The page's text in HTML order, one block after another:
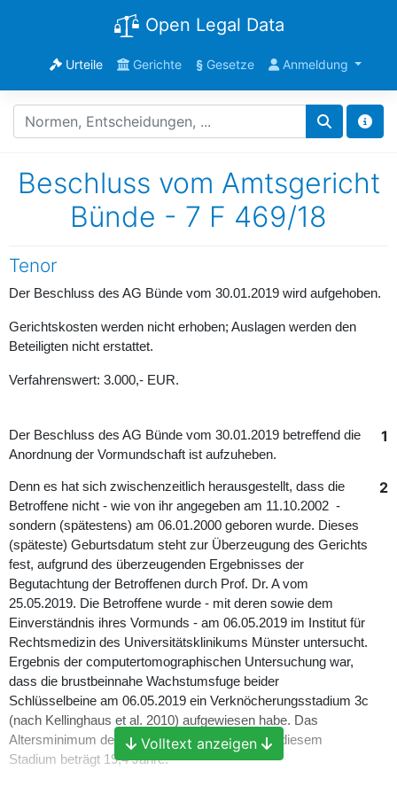
Open Legal Data
Urteile Gerichte §Gesetze Anmeldung
Beschluss vom Amtsgericht
Bünde - 7 F 469/18
Tenor
Der Beschluss des AG Bünde vom 30.01.2019 wird aufgehoben.
Gerichtskosten werden nicht erhoben; Auslagen werden den
Beteiligten nicht erstattet.
Verfahrenswert: 3.000,- EUR.
1
Der Beschluss des AG Bünde vom 30.01.2019 betreffend die
Anordnung der Vormundschaft ist aufzuheben.
2
Denn es hat sich zwischenzeitlich herausgestellt, dass die
Betroffene nicht - wie von ihr angegeben am 11.10.2002 -
sondern (spätestens) am 06.01.2000 geboren wurde. Dieses
(späteste) Geburtsdatum steht zur Überzeugung des Gerichts
fest, aufgrund des überzeugenden Ergebnisses der
Begutachtung der Betroffenen durch Prof. Dr. A vom
25.05.2019. Die Betroffene wurde - mit deren sowie dem
Einverständnis ihres Vormunds - am 06.05.2019 im Institut für
Rechtsmedizin des Universitätsklinikums Münster untersucht.
Ergebnis der computertomographischen Untersuchung war,
dass die brustbeinnahe Wachstumsfuge beider
Schlüsselbeine am 06.05.2019 ein Verknöcherungsstadium 3c
(nach Kellinghaus et al. 2010) aufgewiesen habe. Das
Altersminimum des chronologischen Alters bei diesem
Stadium beträgt 19,4 Jahre.
Volltext anzeigen